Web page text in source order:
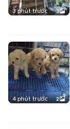
3 phút trước 3
4 phút trước 2